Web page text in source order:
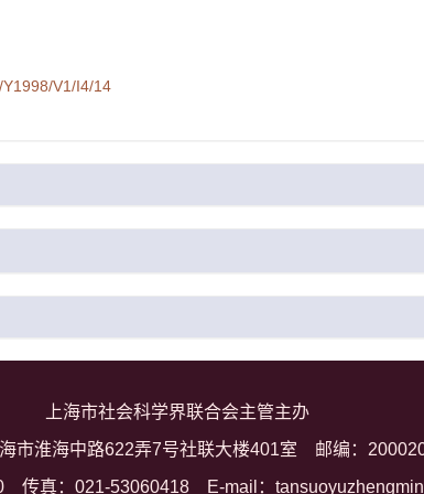
V1/I4/14
上海市社会科学界联合会主管主办
市淮海中路622弄7号社联大楼401室 邮编：
传真：021-53060418 E-mail：